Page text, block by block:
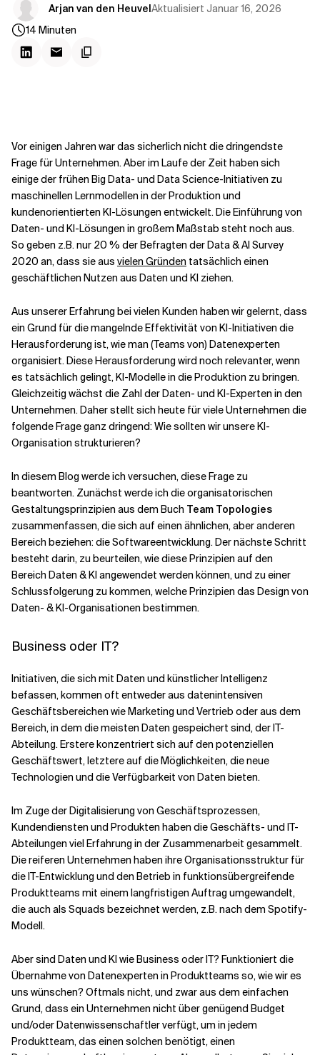
Verwandte Themen
Arjan van den HeuvelAktualisiert Januar 16, 2026
14 Minuten
Vor einigen Jahren war das sicherlich nicht die dringendste
Frage für Unternehmen. Aber im Laufe der Zeit haben sich
einige der frühen Big Data- und Data Science-Initiativen zu
maschinellen Lernmodellen in der Produktion und
kundenorientierten KI-Lösungen entwickelt. Die Einführung von
Daten- und KI-Lösungen in großem Maßstab steht noch aus.
So geben z.B. nur 20 % der Befragten der Data & AI Survey
2020 an, dass sie aus vielen Gründen tatsächlich einen
geschäftlichen Nutzen aus Daten und KI ziehen.
Aus unserer Erfahrung bei vielen Kunden haben wir gelernt, dass
ein Grund für die mangelnde Effektivität von KI-Initiativen die
Herausforderung ist, wie man (Teams von) Datenexperten
organisiert. Diese Herausforderung wird noch relevanter, wenn
es tatsächlich gelingt, KI-Modelle in die Produktion zu bringen.
Gleichzeitig wächst die Zahl der Daten- und KI-Experten in den
Unternehmen. Daher stellt sich heute für viele Unternehmen die
folgende Frage ganz dringend: Wie sollten wir unsere KI-
Organisation strukturieren?
In diesem Blog werde ich versuchen, diese Frage zu
beantworten. Zunächst werde ich die organisatorischen
Gestaltungsprinzipien aus dem Buch Team Topologies
zusammenfassen, die sich auf einen ähnlichen, aber anderen
Bereich beziehen: die Softwareentwicklung. Der nächste Schritt
besteht darin, zu beurteilen, wie diese Prinzipien auf den
Bereich Daten & KI angewendet werden können, und zu einer
Schlussfolgerung zu kommen, welche Prinzipien das Design von
Daten- & KI-Organisationen bestimmen.
Business oder IT?
Initiativen, die sich mit Daten und künstlicher Intelligenz
befassen, kommen oft entweder aus datenintensiven
Geschäftsbereichen wie Marketing und Vertrieb oder aus dem
Bereich, in dem die meisten Daten gespeichert sind, der IT-
Abteilung. Erstere konzentriert sich auf den potenziellen
Geschäftswert, letztere auf die Möglichkeiten, die neue
Technologien und die Verfügbarkeit von Daten bieten.
Im Zuge der Digitalisierung von Geschäftsprozessen,
Kundendiensten und Produkten haben die Geschäfts- und IT-
Abteilungen viel Erfahrung in der Zusammenarbeit gesammelt.
Die reiferen Unternehmen haben ihre Organisationsstruktur für
die IT-Entwicklung und den Betrieb in funktionsübergreifende
Produktteams mit einem langfristigen Auftrag umgewandelt,
die auch als Squads bezeichnet werden, z.B. nach dem Spotify-
Modell.
Aber sind Daten und KI wie Business oder IT? Funktioniert die
Übernahme von Datenexperten in Produktteams so, wie wir es
uns wünschen? Oftmals nicht, und zwar aus dem einfachen
Grund, dass ein Unternehmen nicht über genügend Budget
und/oder Datenwissenschaftler verfügt, um in jedem
Produktteam, das einen solchen benötigt, einen